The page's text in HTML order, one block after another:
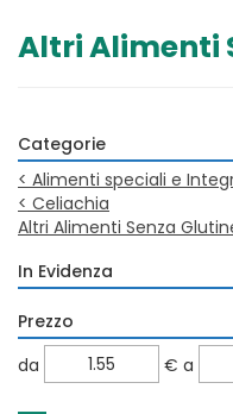
Altri Alimenti
Categorie
< Alimenti speciali e
< Celiachia
Altri Alimenti Senza
In Evidenza
Prezzo
filtra
da
da €
a
a